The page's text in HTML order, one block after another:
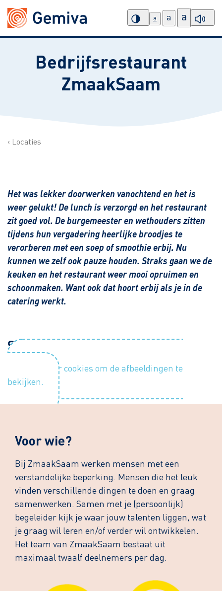
a a a
Bedrijfsrestaurant
ZmaakSaam
Locaties
Het was lekker doorwerken vanochtend en het is
weer gelukt! De lunch is verzorgd en het restaurant
zit goed vol. De burgemeester en wethouders zitten
tijdens hun vergadering heerlijke broodjes te
verorberen met een soep of smoothie erbij. Nu
kunnen we zelf ook pauze houden. Straks gaan we de
keuken en het restaurant weer mooi opruimen en
schoonmaken. Want ook dat hoort erbij als je in de
catering werkt.
Sfeerimpressie
Accepteer cookies om de afbeeldingen te
bekijken.
Voor wie?
Bij ZmaakSaam werken mensen met een
verstandelijke beperking. Mensen die het leuk
vinden verschillende dingen te doen en graag
samenwerken. Samen met je (persoonlijk)
begeleider kijk je waar jouw talenten liggen, wat
je graag wil leren en/of verder wil ontwikkelen.
Het team van ZmaakSaam bestaat uit
maximaal twaalf deelnemers per dag.